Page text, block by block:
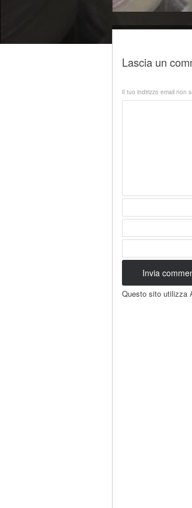
Lascia un
Il tuo indirizzo email non
Questo sito utilizza